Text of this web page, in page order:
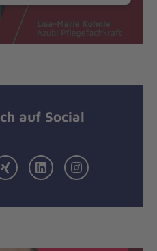
auf Social
XING LinkedInInstagram